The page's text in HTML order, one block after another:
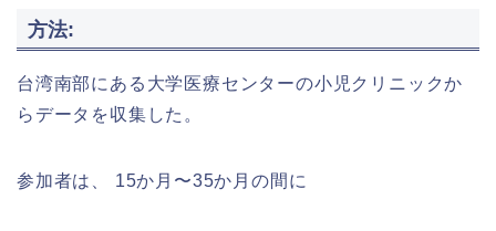
方法:
台湾南部にある大学医療センターの小児クリニックか
らデータを収集した。
参加者は、 15か月〜35か月の間に